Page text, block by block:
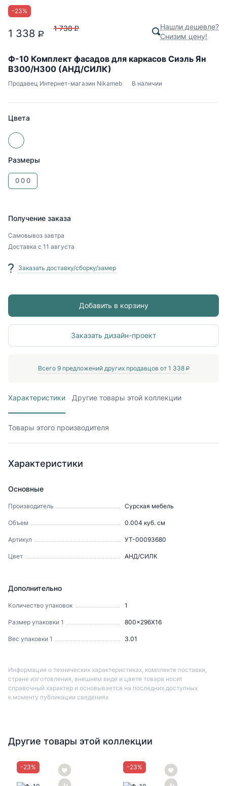
-23%
1 338 P
1 738 P
Нашли дешевле?
Снизим цену!
Ф-10 Комплект фасадов для каркасов Сиэль Ян
В300/Н300 (АНД/СИЛК)
Продавец Интернет-магазин Nikameb В наличии
Цвета
Размеры
000
Получение заказа
Самовывоз завтра
Доставка с 11 августа
Заказать доставку/сборку/замер
Добавить в корзину
Заказать дизайн-проект
Всего 9предложений других продавцов от 1 338 P
Характеристики Другие товары этой коллекции
Товары этого производителя
Характеристики
Основные
Производитель Сурская мебель
Объем 0.004 куб. см
Артикул УТ-00093680
Цвет АНД/СИЛК
Дополнительно
Количество упаковок 1
Размер упаковки 1 800x296X16
Вес упаковки 1 3.01
Информация о технических характеристиках, комплекте поставки,
стране изготовления, внешнем виде и цвете товара носит
справочный характер и основывается на последних доступных
к моменту публикации сведениях
Другие товары этой коллекции
-23% -23%